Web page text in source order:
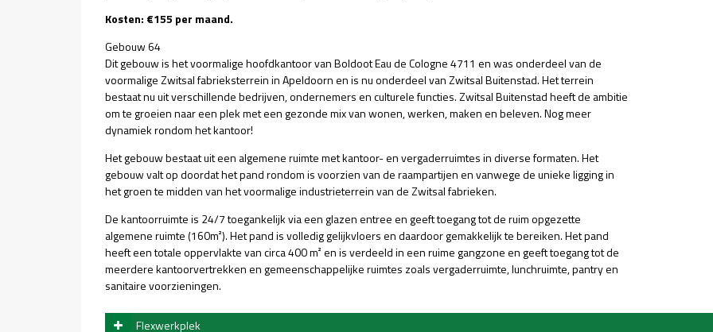
Kosten: €155 per maand.
Gebouw 64
Dit gebouw is het voormalige hoofdkantoor van Boldoot Eau de Cologne 4711 en was onderdeel van de
voormalige Zwitsal fabrieksterrein in Apeldoorn en is nu onderdeel van Zwitsal Buitenstad. Het terrein
bestaat nu uit verschillende bedrijven, ondernemers en culturele functies. Zwitsal Buitenstad heeft de ambitie
om te groeien naar een plek met een gezonde mix van wonen, werken, maken en beleven. Nog meer
dynamiek rondom het kantoor!
Het gebouw bestaat uit een algemene ruimte met kantoor- en vergaderruimtes in diverse formaten. Het
gebouw valt op doordat het pand rondom is voorzien van de raampartijen en vanwege de unieke ligging in
het groen te midden van het voormalige industrieterrein van de Zwitsal fabrieken.
De kantoorruimte is 24/7 toegankelijk via een glazen entree en geeft toegang tot de ruim opgezette
algemene ruimte (160m²). Het pand is volledig gelijkvloers en daardoor gemakkelijk te bereiken. Het pand
heeft een totale oppervlakte van circa 400 m² en is verdeeld in een ruime gangzone en geeft toegang tot de
meerdere kantoorvertrekken en gemeenschappelijke ruimtes zoals vergaderruimte, lunchruimte, pantry en
sanitaire voorzieningen.
Flexwerkplek